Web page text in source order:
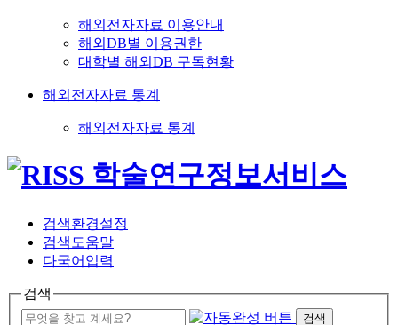
해외전자자료 이용안내
해외DB별 이용권한
대학별 해외DB 구독현황
해외전자자료 통계
해외전자자료 통계
검색환경설정
검색도움말
다국어입력
검색
검색